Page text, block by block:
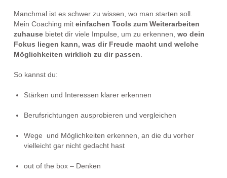
Manchmal ist es schwer zu wissen, wo man starten soll.
Mein Coaching mit einfachen Tools zum Weiterarbeiten
zuhausebietet dir viele Impulse, um zu erkennen, wo dein
Fokus liegen kann, was dir Freude macht und welche
Möglichkeiten wirklich zu dir passen
So kannst du:
Stärken und Interessen klarer erkennen
Berufsrichtungen ausprobieren und vergleichen
Wege und Möglichkeiten erkennen, an die du vorher
vielleicht gar nicht gedacht hast
out of the box – Denken